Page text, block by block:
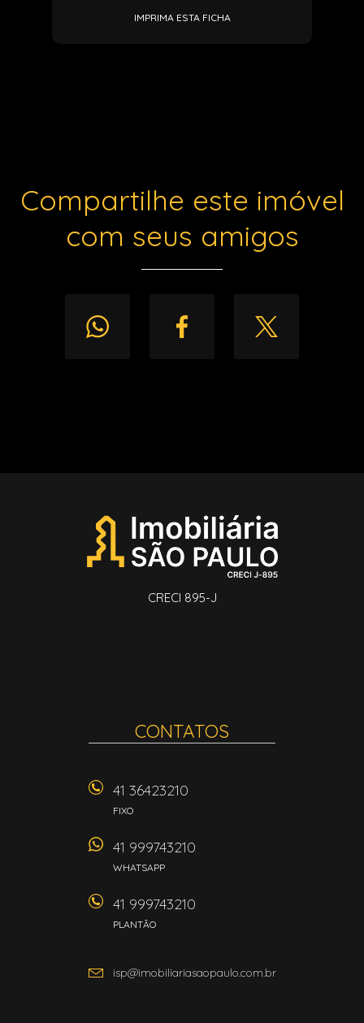
IMPRIMA ESTA FICHA
Compartilhe este imóvel
com seus amigos
CRECI 895-J
CONTATOS
41 36423210
FIXO
41 999743210
WHATSAPP
41 999743210
PLANTÃO
isp@imobiliariasaopaulo.com.br